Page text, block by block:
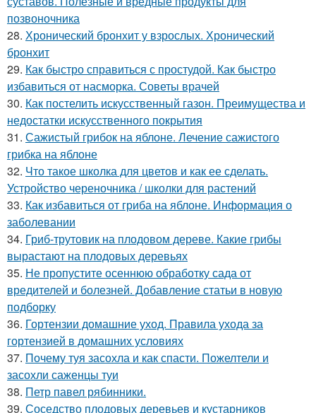
позвоночника
28. Хронический бронхит у взрослых. Хронический
бронхит
29. Как быстро справиться с простудой. Как быстро
избавиться от насморка. Советы врачей
30. Как постелить искусственный газон. Преимущества и
недостатки искусственного покрытия
31. Сажистый грибок на яблоне. Лечение сажистого
грибка на яблоне
32. Что такое школка для цветов и как ее сделать.
Устройство череночника / школки для растений
33. Как избавиться от гриба на яблоне. Информация о
заболевании
34. Гриб-трутовик на плодовом дереве. Какие грибы
вырастают на плодовых деревьях
35. Не пропустите осеннюю обработку сада от
вредителей и болезней. Добавление статьи в новую
подборку
36. Гортензии домашние уход. Правила ухода за
гортензией в домашних условиях
37. Почему туя засохла и как спасти. Пожелтели и
засохли саженцы туи
38. Петр павел рябинники.
39. Соседство плодовых деревьев и кустарников